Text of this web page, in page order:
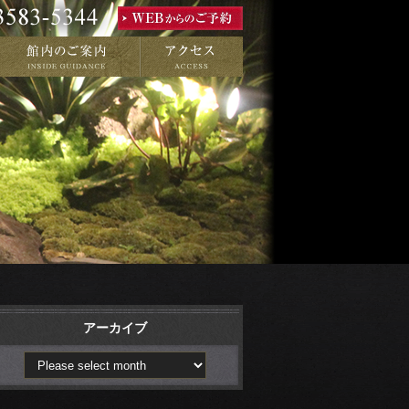
アーカイブ